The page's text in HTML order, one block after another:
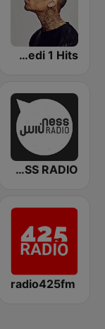
Medi 1 Hits (ميدى1 هيتس)
NESS RADIO (ناس راديو)
radio425fm